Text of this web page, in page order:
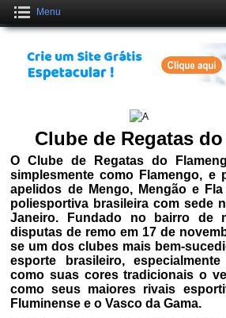
Menu
Clube de Regatas
O Clube de Regatas do
simplesmente como Flamengo, e
apelidos de Mengo, Mengão e
poliesportiva brasileira com sede
Janeiro. Fundado no bairro de
disputas de remo em 17 de
se um dos clubes mais bem-
esporte brasileiro,
como suas cores tradicionais o
como seus maiores rivais
Fluminense e o Vasco da Gama.
Crie um Site Grátis Fantástico